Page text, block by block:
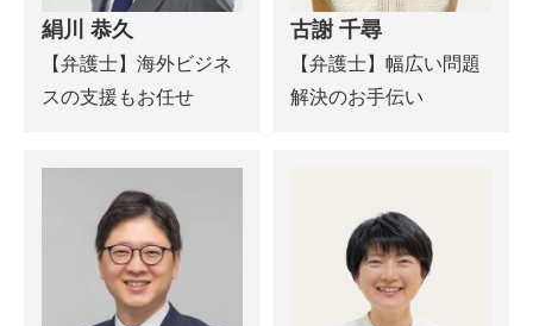
絹川 恭久
【弁護士】海外ビジネ
スの支援もお任せ
古謝 千尋
【弁護士】幅広い問題
解決のお手伝い